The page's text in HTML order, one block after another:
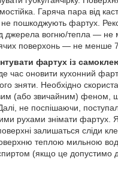
Гаряча пара від
не пошкоджують фартух.
джерела вогню/тепла —
поверхонь — не менше
фартух із
час оновити кухонний
зняти. Необхідно
(або звичайним) феном,
не поспішаючи,
рухами знімати фартух.
залишаться сліди
теплою мильною
(якщо це допустимо